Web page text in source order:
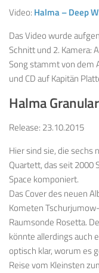
Video: Halma – Deep
Das Video wurde
Schnitt und 2. Kamera:
Song stammt von dem
und CD auf Kapitän
Halma Granular
Release: 23.10.2015
Hier sind sie, die sechs
Quartett, das seit 2000
Space komponiert.
Das Cover des neuen
Kometen
Raumsonde Rosetta.
könnte allerdings auch
optisch klar, worum es
Reise vom Kleinsten